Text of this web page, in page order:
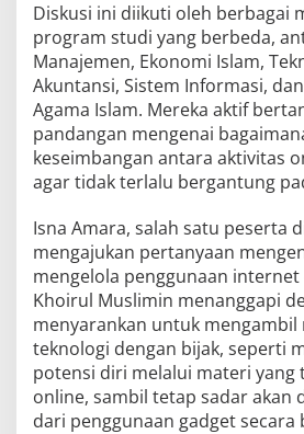
Diskusi ini diikuti oleh berbagai
program studi yang berbeda,
Manajemen, Ekonomi Islam,
Akuntansi, Sistem Informasi,
Agama Islam. Mereka aktif
pandangan mengenai
keseimbangan antara aktivitas
agar tidak terlalu bergantung
Isna Amara, salah satu peserta
mengajukan pertanyaan
mengelola penggunaan internet
Khoirul Muslimin menanggapi
menyarankan untuk mengambil
teknologi dengan bijak, seperti
potensi diri melalui materi yang
online, sambil tetap sadar akan
dari penggunaan gadget secara